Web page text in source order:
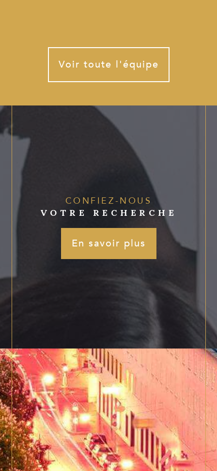
Voir toute l'équipe
CONFIEZ-NOUS
VOTRE RECHERCHE
En savoir plus